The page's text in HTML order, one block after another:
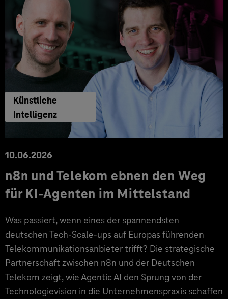
Künstliche
Intelligenz
10.06.2026
n8n und Telekom ebnen den Weg
für KI-Agenten im Mittelstand
Was passiert, wenn eines der spannendsten
deutschen Tech-Scale-ups auf Europas führenden
Telekommunikationsanbieter trifft? Die strategische
Partnerschaft zwischen n8n und der Deutschen
Telekom zeigt, wie Agentic AI den Sprung von der
Technologievision in die Unternehmenspraxis schaffen